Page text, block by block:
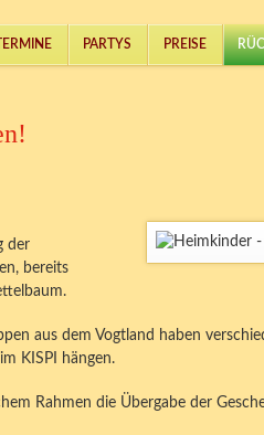
TERMINE PARTYS PREISE
der
bereits
aus dem Vogtland haben
KISPI hängen.
Rahmen die Übergabe der